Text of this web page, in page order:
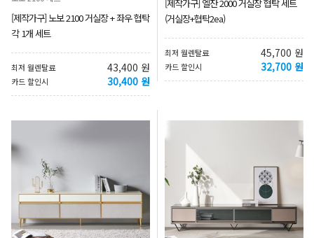
[제작가구] 노보 2100 거실장 + 좌우 협탁
각 1개 세트
최저 월렌탈료 43,400 원
카드 할인시 30,400 원
[제작가구] 엘잔 2000 거실장 협탁 세트
(거실장+협탁2ea)
최저 월렌탈료 45,700 원
카드 할인시 32,700 원